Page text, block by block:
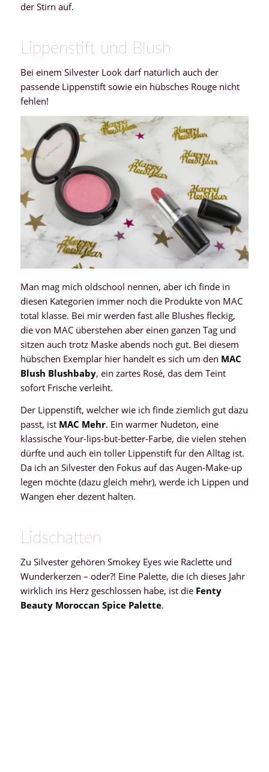
der Stirn auf.
Lippenstift und Blush
Bei einem Silvester Look darf natürlich auch der
passende Lippenstift sowie ein hübsches Rouge nicht
fehlen!
Man mag mich oldschool nennen, aber ich finde in
diesen Kategorien immer noch die Produkte von MAC
total klasse. Bei mir werden fast alle Blushes fleckig,
die von MAC überstehen aber einen ganzen Tag und
sitzen auch trotz Maske abends noch gut. Bei diesem
hübschen Exemplar hier handelt es sich um den MAC
Blush Blushbaby, ein zartes Rosé, das dem Teint
sofort Frische verleiht.
Der Lippenstift, welcher wie ich finde ziemlich gut dazu
passt, ist MAC Mehr. Ein warmer Nudeton, eine
klassische Your-lips-but-better-Farbe, die vielen stehen
dürfte und auch ein toller Lippenstift für den Alltag ist.
Da ich an Silvester den Fokus auf das Augen-Make-up
legen möchte (dazu gleich mehr), werde ich Lippen und
Wangen eher dezent halten.
Lidschatten
Zu Silvester gehören Smokey Eyes wie Raclette und
Wunderkerzen – oder?! Eine Palette, die ich dieses Jahr
wirklich ins Herz geschlossen habe, ist die Fenty
Beauty Moroccan Spice Palette.